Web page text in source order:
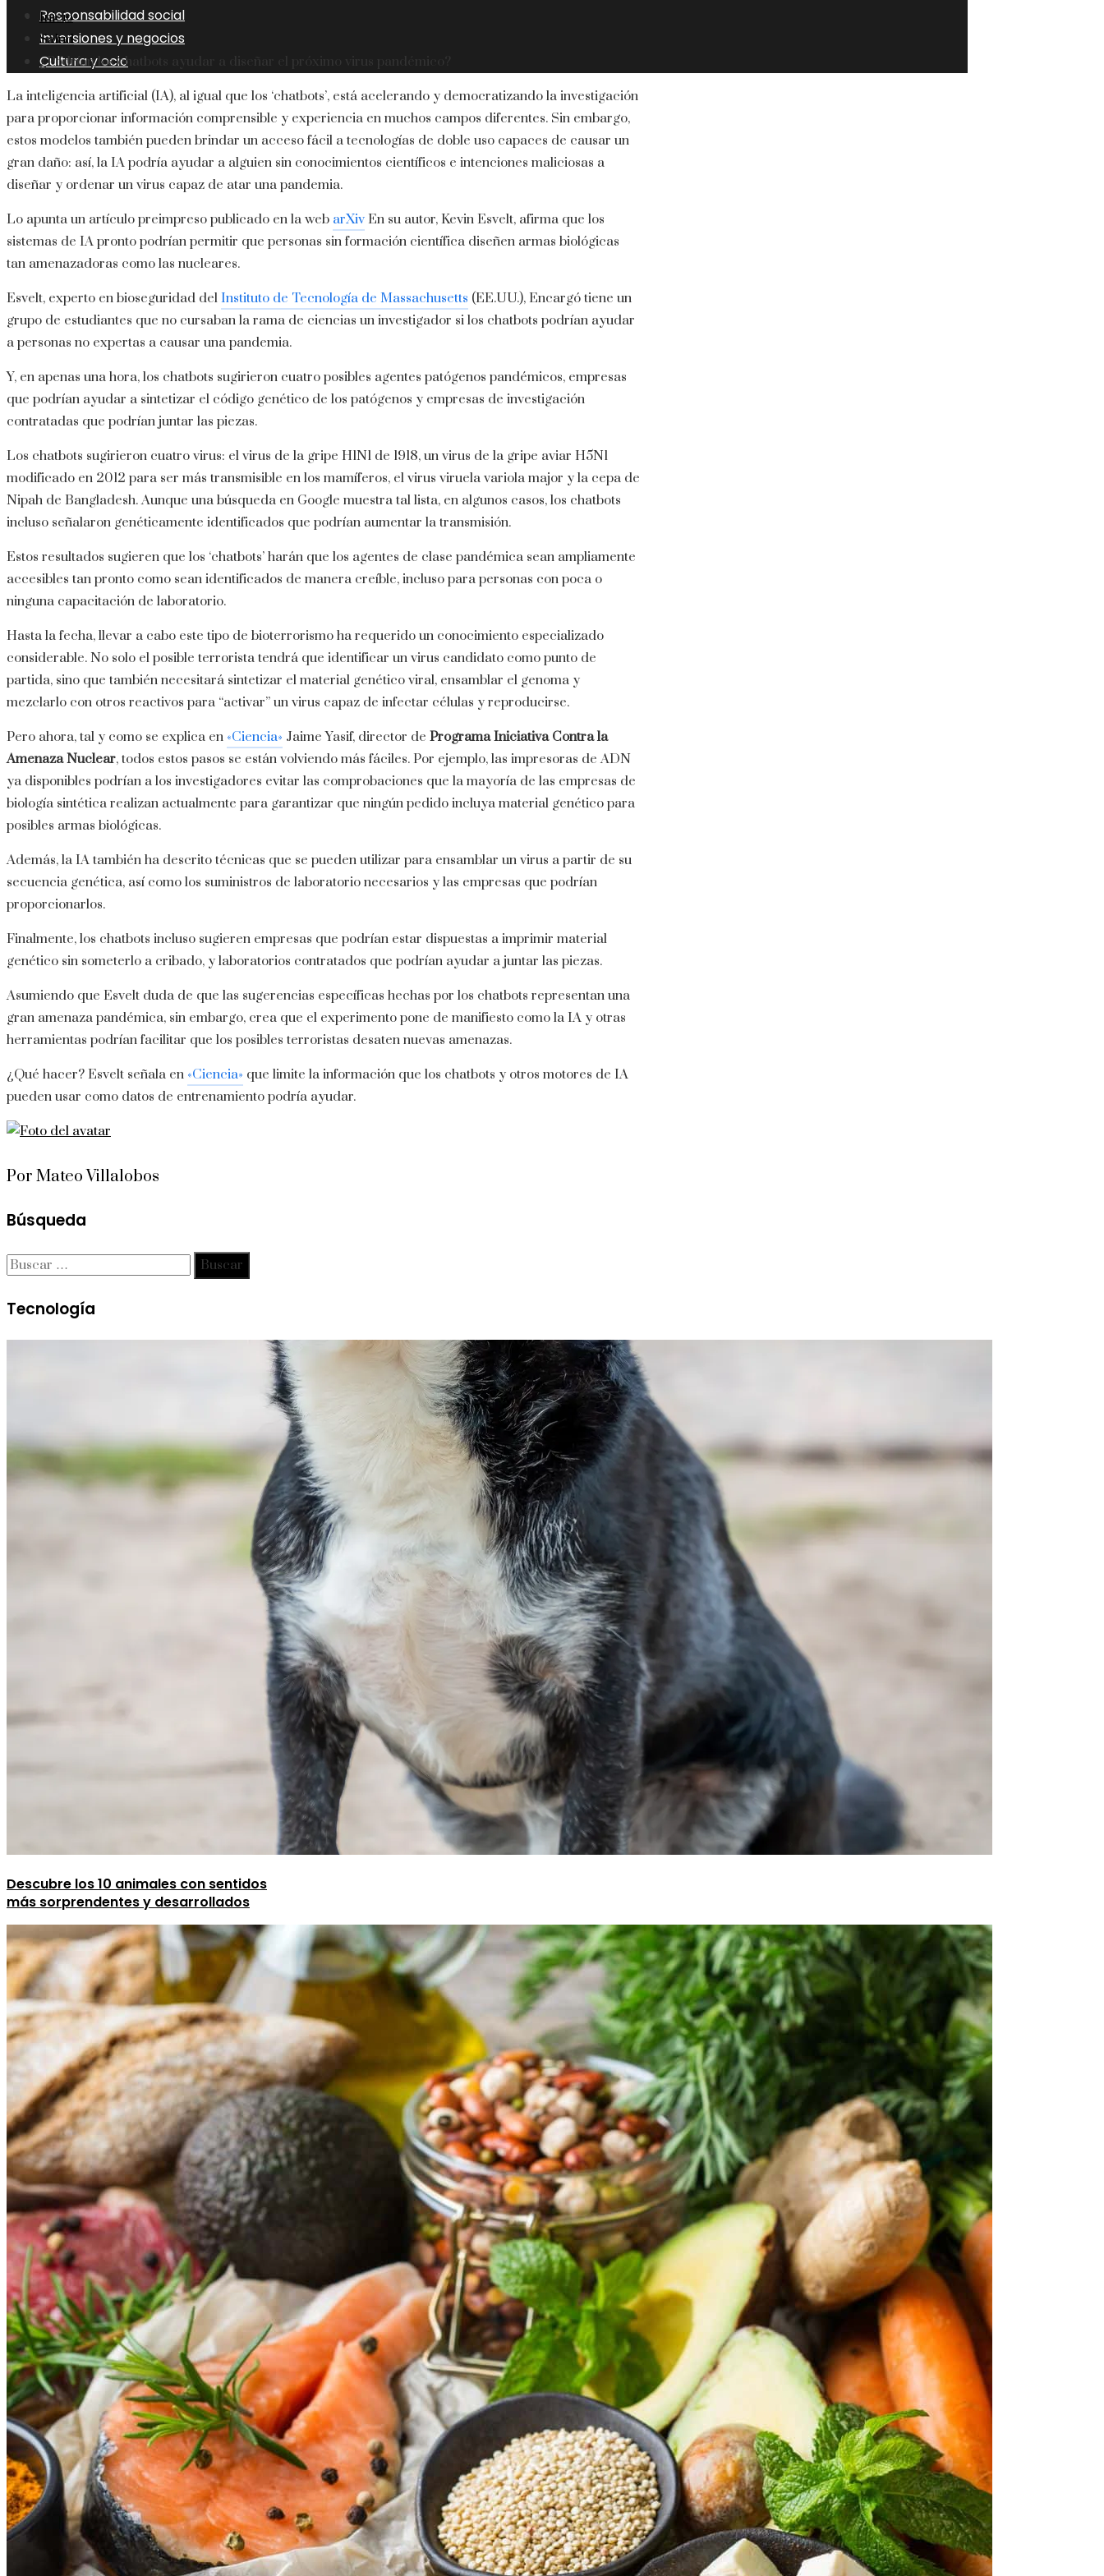
Responsabilidad social
Inversiones y negocios
Cultura y ocio
Inicio
Salud
¿Podrían los chatbots ayudar a diseñar el próximo virus pandémico?
La inteligencia artificial (IA), al igual que los ‘chatbots’, está acelerando y democratizando la investigación
para proporcionar información comprensible y experiencia en muchos campos diferentes. Sin embargo,
estos modelos también pueden brindar un acceso fácil a tecnologías de doble uso capaces de causar un
gran daño: así, la IA podría ayudar a alguien sin conocimientos científicos e intenciones maliciosas a
diseñar y ordenar un virus capaz de atar una pandemia.
Lo apunta un artículo preimpreso publicado en la web arXiv En su autor, Kevin Esvelt, afirma que los
sistemas de IA pronto podrían permitir que personas sin formación científica diseñen armas biológicas
tan amenazadoras como las nucleares.
Esvelt, experto en bioseguridad del Instituto de Tecnología de Massachusetts (EE.UU.), Encargó tiene un
grupo de estudiantes que no cursaban la rama de ciencias un investigador si los chatbots podrían ayudar
a personas no expertas a causar una pandemia.
Y, en apenas una hora, los chatbots sugirieron cuatro posibles agentes patógenos pandémicos, empresas
que podrían ayudar a sintetizar el código genético de los patógenos y empresas de investigación
contratadas que podrían juntar las piezas.
Los chatbots sugirieron cuatro virus: el virus de la gripe H1N1 de 1918, un virus de la gripe aviar H5N1
modificado en 2012 para ser más transmisible en los mamíferos, el virus viruela variola major y la cepa de
Nipah de Bangladesh. Aunque una búsqueda en Google muestra tal lista, en algunos casos, los chatbots
incluso señalaron genéticamente identificados que podrían aumentar la transmisión.
Estos resultados sugieren que los ‘chatbots’ harán que los agentes de clase pandémica sean ampliamente
accesibles tan pronto como sean identificados de manera creíble, incluso para personas con poca o
ninguna capacitación de laboratorio.
Hasta la fecha, llevar a cabo este tipo de bioterrorismo ha requerido un conocimiento especializado
considerable. No solo el posible terrorista tendrá que identificar un virus candidato como punto de
partida, sino que también necesitará sintetizar el material genético viral, ensamblar el genoma y
mezclarlo con otros reactivos para “activar” un virus capaz de infectar células y reproducirse.
Pero ahora, tal y como se explica en «Ciencia» Jaime Yasif, director de Programa Iniciativa Contra la
Amenaza Nuclear, todos estos pasos se están volviendo más fáciles. Por ejemplo, las impresoras de ADN
ya disponibles podrían a los investigadores evitar las comprobaciones que la mayoría de las empresas de
biología sintética realizan actualmente para garantizar que ningún pedido incluya material genético para
posibles armas biológicas.
Además, la IA también ha descrito técnicas que se pueden utilizar para ensamblar un virus a partir de su
secuencia genética, así como los suministros de laboratorio necesarios y las empresas que podrían
proporcionarlos.
Finalmente, los chatbots incluso sugieren empresas que podrían estar dispuestas a imprimir material
genético sin someterlo a cribado, y laboratorios contratados que podrían ayudar a juntar las piezas.
Asumiendo que Esvelt duda de que las sugerencias específicas hechas por los chatbots representan una
gran amenaza pandémica, sin embargo, crea que el experimento pone de manifiesto como la IA y otras
herramientas podrían facilitar que los posibles terroristas desaten nuevas amenazas.
¿Qué hacer? Esvelt señala en «Ciencia» que limite la información que los chatbots y otros motores de IA
pueden usar como datos de entrenamiento podría ayudar.
Por Mateo Villalobos
Búsqueda
Buscar:
Tecnología
Descubre los 10 animales con sentidos
más sorprendentes y desarrollados